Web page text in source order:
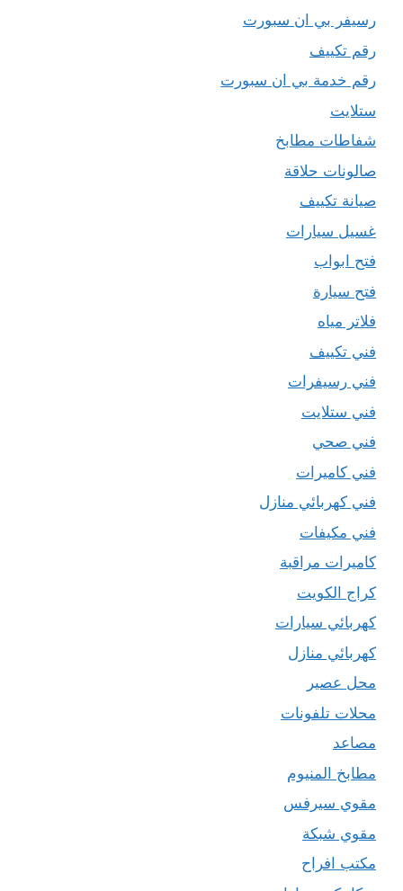
رسيفر بي ان سبورت
رقم تكييف
رقم خدمة بي ان سبورت
ستلايت
شفاطات مطابخ
صالونات حلاقة
صيانة تكييف
غسيل سيارات
فتح ابواب
فتح سيارة
فلاتر مياه
فني تكييف
فني رسيفرات
فني ستلايت
فني صحي
فني كاميرات
فني كهربائي منازل
فني مكيفات
كاميرات مراقبة
كراج الكويت
كهربائي سيارات
كهربائي منازل
محل عصير
محلات تلفونات
مصاعد
مطابخ المنيوم
مقوي سيرفس
مقوي شبكة
مكتب افراح